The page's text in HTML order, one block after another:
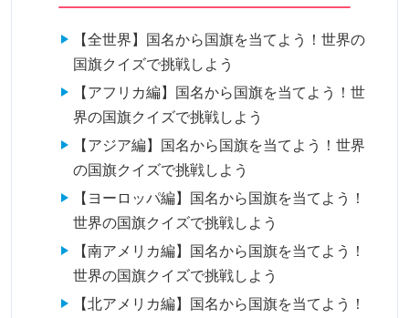
【全世界】国名から国旗を当てよう！世界の
国旗クイズで挑戦しよう
【アフリカ編】国名から国旗を当てよう！世
界の国旗クイズで挑戦しよう
【アジア編】国名から国旗を当てよう！世界
の国旗クイズで挑戦しよう
【ヨーロッパ編】国名から国旗を当てよう！
世界の国旗クイズで挑戦しよう
【南アメリカ編】国名から国旗を当てよう！
世界の国旗クイズで挑戦しよう
【北アメリカ編】国名から国旗を当てよう！